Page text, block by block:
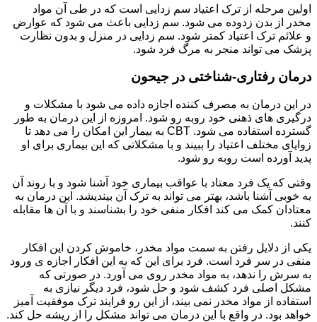
اولین مرحله از ترک اعتیاد سم زدایی است که در طی آن مواد
مخدر از بدن زدوده می شود. سم زدایی باعث می شود که عوارض
و علائم ترک اعتیاد کمتر شود. سم زدایی در منزل و بدون نظارت
پزشک می تواند منجر به مرگ فرد شود.
درمان رفتاری-شناختی در جیحون
در این درمان به مصرف کننده اجازه داده می شود با مشکلات و
درگیری های ذهنی خود روبه رو شود. امروزه از این درمان به طور
گسترده استفاده می شود. CBT به بیمار این امکان را می دهد تا
زوایای مختلف اعتیاد را ببیند و با مشکلاتی که این بیماری برای او
پدید آورده است روبه رو شود.
وقتی که یک فرد معتاد با عواقب بیماری خود آشنا شود و با روند آن
به خوبی آشنا باشد، بهتر می تواند به ترک آن بیندیشد. این درمان به
معتادان کمک می کند افکار منفی خود را بشناسند و با آن ها مقابله
کنند.
یکی از دلایل رفتن به سمت مواد مخدر، خاموش کردن این افکار
منفی در سر فرد است. فرد برای این که به این افکار اجازه ی ورود
به سرش را ندهد، به مواد مخدر روی می آورد. در صورتی که
مشکل اصلی فرد کشف شود و حل شود، فرد دیگر نیازی به
استفاده از مواد مخدر نمی بیند، از این رو فرایند ترک موفقیت آمیز
خواهد بود. در واقع با این درمان می تواند مشکل را از ریشه حل کند.